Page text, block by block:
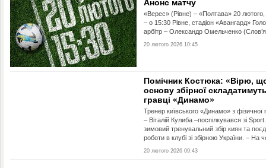
Анонс матчу
«Верес» (Рівне) – «Полтава» 20 лютого,
– о 15:30 Рівне, стадіон «Авангард»
арбітр – Олександр Омельченко
20 лютого 2026 10:45
Помічник Костюка: «Вірю,
основу збірної
гравці «Динамо»
Тренер київського «Динамо» з фізичної
– Віталій Кулиба –поспілкувався зі
зимовий тренувальний збір киян та
роботи в клубі зі збірною України. – На
20 лютого 2026 09:43